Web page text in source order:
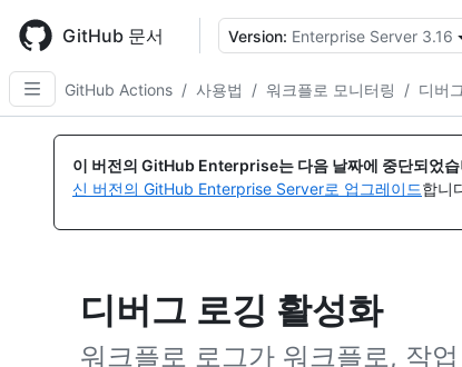
main
content
GitHub 문서 Version: Enterprise Server 3.16
GitHub Actions / 사용법 / 워크플로 모니터링 / 디버
이 버전의 GitHub Enterprise는 다음 날짜에 중단되었습
신 버전의 GitHub Enterprise Server로 업그레이드합니
디버그 로깅 활성화
워크플로 로그가 워크플로, 작